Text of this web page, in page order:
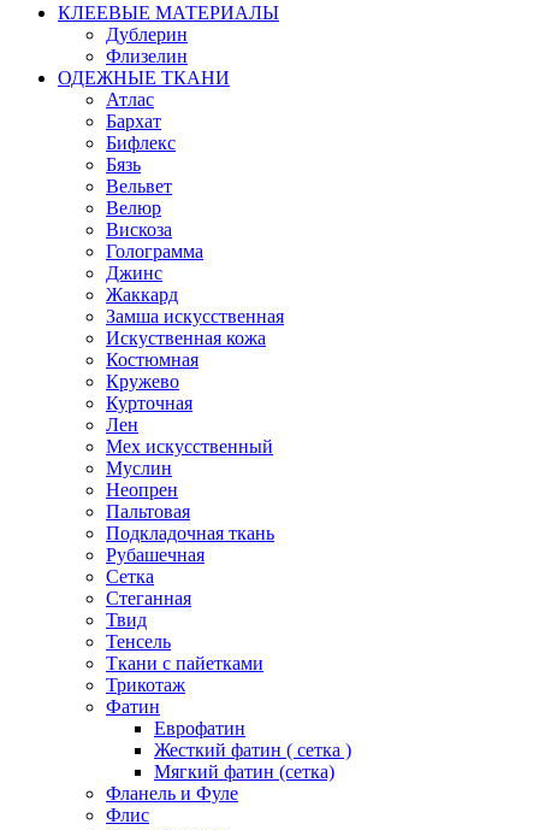
КЛЕЕВЫЕ МАТЕРИАЛЫ
Дублерин
Флизелин
ОДЕЖНЫЕ ТКАНИ
Атлас
Бархат
Бифлекс
Бязь
Вельвет
Велюр
Вискоза
Голограмма
Джинс
Жаккард
Замша искусственная
Искуственная кожа
Костюмная
Кружево
Курточная
Лен
Мех искусственный
Муслин
Неопрен
Пальтовая
Подкладочная ткань
Рубашечная
Сетка
Стеганная
Твид
Тенсель
Ткани с пайетками
Трикотаж
Фатин
Еврофатин
Жесткий фатин ( сетка )
Мягкий фатин (сетка)
Фланель и Фуле
Флис